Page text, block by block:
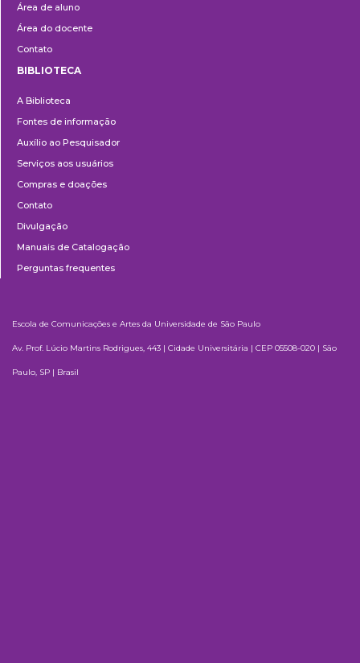
Área de aluno
Área do docente
Contato
BIBLIOTECA
A Biblioteca
Fontes de informação
Auxílio ao Pesquisador
Serviços aos usuários
Compras e doações
Contato
Divulgação
Manuais de Catalogação
Perguntas frequentes
Escola de Comunicações e Artes da Universidade de São Paulo
Av. Prof. Lúcio Martins Rodrigues, 443 | Cidade Universitária | CEP 05508-020 | São
Paulo, SP | Brasil